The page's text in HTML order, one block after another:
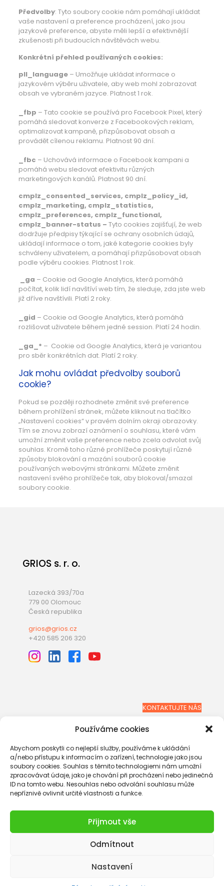
Používáme cookies
Abychom poskytli co nejlepší služby, používáme k ukládání
a/nebo přístupu k informacím o zařízení, technologie jako jsou
soubory cookies. Souhlas s těmito technologiemi nám umožní
zpracovávat údaje, jako je chování při procházení nebo jedinečná
ID na tomto webu. Nesouhlas nebo odvolání souhlasu může
nepříznivě ovlivnit určité vlastnosti a funkce.
Přijmout vše
Odmítnout
Nastavení
Předvolby: Tyto soubory cookie nám pomáhají ukládat
vaše nastavení a preference procházení, jako jsou
jazykové preference, abyste měli lepší a efektivnější
zkušenosti při budoucích návštěvách webu.
Konkrétní přehled používaných cookies:
pll_language– Umožňuje ukládat informace o
jazykovém výběru uživatele, aby web mohl zobrazovat
obsah ve vybraném jazyce. Platnost 1 rok.
_fbp – Tato cookie se používá pro Facebook Pixel, který
pomáhá sledovat konverze z Facebookových reklam,
optimalizovat kampaně, přizpůsobovat obsah a
provádět cílenou reklamu. Platnost 90 dní.
_fbc – Uchovává informace o Facebook kampani a
pomáhá webu sledovat efektivitu různých
marketingových kanálů. Platnost 90 dní.
cmplz_consented_services, cmplz_policy_id,
cmplz_marketing, cmplz_statistics,
cmplz_preferences, cmplz_functional,
cmplz_banner-status – Tyto cookies zajišťují, že web
dodržuje předpisy týkající se ochrany osobních údajů,
ukládají informace o tom, jaké kategorie cookies byly
schváleny uživatelem, a pomáhají přizpůsobovat obsah
podle výběru cookies. Platnost 1 rok.
_ga – Cookie od Google Analytics, která pomáhá
počítat, kolik lidí navštíví web tím, že sleduje, zda jste web
již dříve navštívili. Platí 2 roky.
_gid – Cookie od Google Analytics, která pomáhá
rozlišovat uživatele během jedné session. Platí 24 hodin.
_ga_* – Cookie od Google Analytics, která je variantou
pro sběr konkrétních dat. Platí 2 roky.
Jak mohu ovládat předvolby souborů
cookie?
Pokud se později rozhodnete změnit své preference
během prohlížení stránek, můžete kliknout na tlačítko
„Nastavení cookies“ v pravém dolním okraji obrazovky.
Tím se znovu zobrazí oznámení o souhlasu, které vám
umožní změnit vaše preference nebo zcela odvolat svůj
souhlas. Kromě toho různé prohlížeče poskytují různé
způsoby blokování a mazání souborů cookie
používaných webovými stránkami. Můžete změnit
nastavení svého prohlížeče tak, aby blokoval/smazal
soubory cookie.
GRIOS s. r. o.
Lazecká 393/70a
779 00 Olomouc
Česká republika
grios@grios.cz
+420 585 206 320
KONTAKTUJTE NÁS
2026 Grios s. r. o. |Ochrana osobních údajů